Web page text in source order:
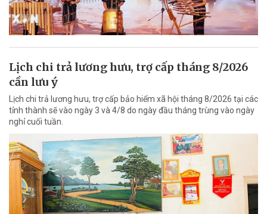
Lịch chi trả lương hưu, trợ cấp tháng 8/2026
cần lưu ý
Lịch chi trả lương hưu, trợ cấp bảo hiểm xã hội tháng 8/2026 tại các
tỉnh thành sẽ vào ngày 3 và 4/8 do ngày đầu tháng trùng vào ngày
nghỉ cuối tuần.